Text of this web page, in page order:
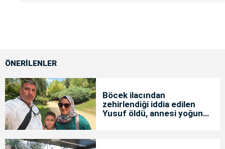
ÖNERİLENLER
Böcek ilacından
zehirlendiği iddia edilen
Yusuf öldü, annesi yoğun